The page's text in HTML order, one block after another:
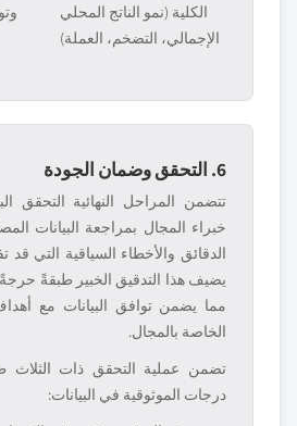
الكلية (نمو الناتج المحلي
الإجمالي، التضخم، العملة)
6. التحقق وضمان الجودة
تتضمن المراحل النهائية التحقق
خبراء المجال بمراجعة البيانات
الدقائق والأخطاء السياقية التي قد
يضيف هذا التدقيق الخبير طبقةً
مما يضمن توافق البيانات مع
الخاصة بالمجال.
تضمن عملية التحقق ذات الثلاث
درجات الموثوقية في البيانات: